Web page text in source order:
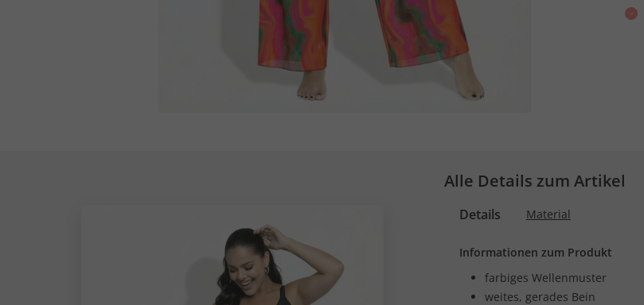
Alle Details zum Artikel
Details Material
Informationen zum Produkt
farbiges Wellenmuster
weites, gerades Bein